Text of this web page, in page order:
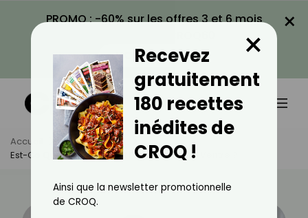
PROMO : -60% sur les offres 3 et 6 mois
VOIR LA PROMO
×
Accueil Actus
Sport
Est-Ce Que Le Pilates Peut Faire Gonfler Le Ventre ?
Recevez
gratuitement
180 recettes
inédites de
CROQ !
×
Ainsi que la newsletter promotionnelle
de CROQ.